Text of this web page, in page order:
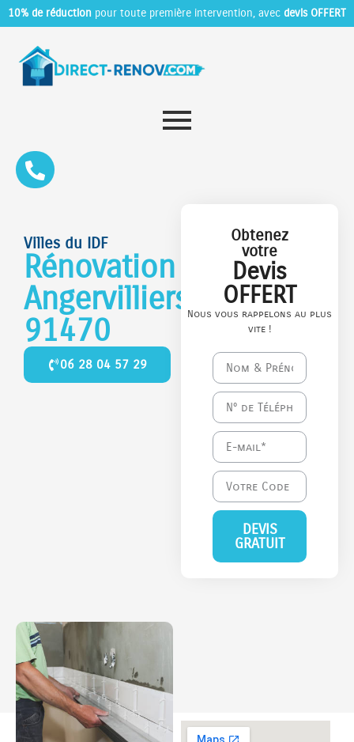
10% de réduction pour toute première intervention, avec devis OFFERT
Villes du IDF
Rénovation
Angervilliers
91470
06 28 04 57 29
Obtenez
votre
Devis
OFFERT
Nous vous rappelons au plus
vite !
DEVIS
GRATUIT